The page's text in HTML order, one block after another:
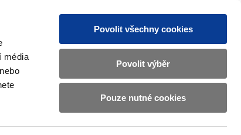
média
Povolit všechny cookies
Povolit výběr
Pouze nutné cookies
CZ EN
Základní
informace
o
Ministerstvu
financí
submenu
submenu